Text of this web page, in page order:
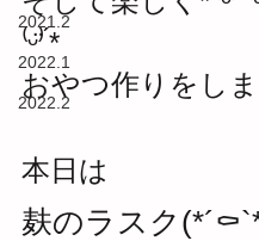
2021.2
2022.1
2022.2
⁽ᵕ̈⁾ ́*
おやつ作りをしま
本日は
麸のラスク